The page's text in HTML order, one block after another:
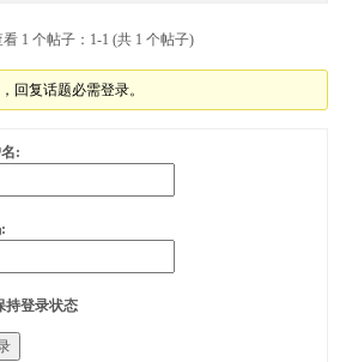
1 个帖子：1-1 (共 1 个帖子)
回复话题必需登录。
:
持登录状态